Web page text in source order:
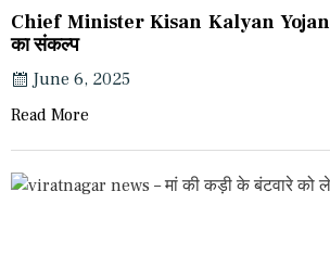
Chief Minister Kisan Kalyan
का संकल्प
June 6, 2025
Read More